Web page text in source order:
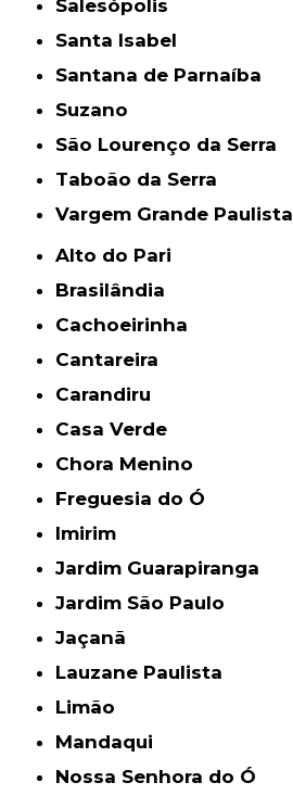
Salesópolis
Santa Isabel
Santana de Parnaíba
Suzano
São Lourenço da Serra
Taboão da Serra
Vargem Grande Paulista
Alto do Pari
Brasilândia
Cachoeirinha
Cantareira
Carandiru
Casa Verde
Chora Menino
Freguesia do Ó
Imirim
Jardim Guarapiranga
Jardim São Paulo
Jaçanã
Lauzane Paulista
Limão
Mandaqui
Nossa Senhora do Ó